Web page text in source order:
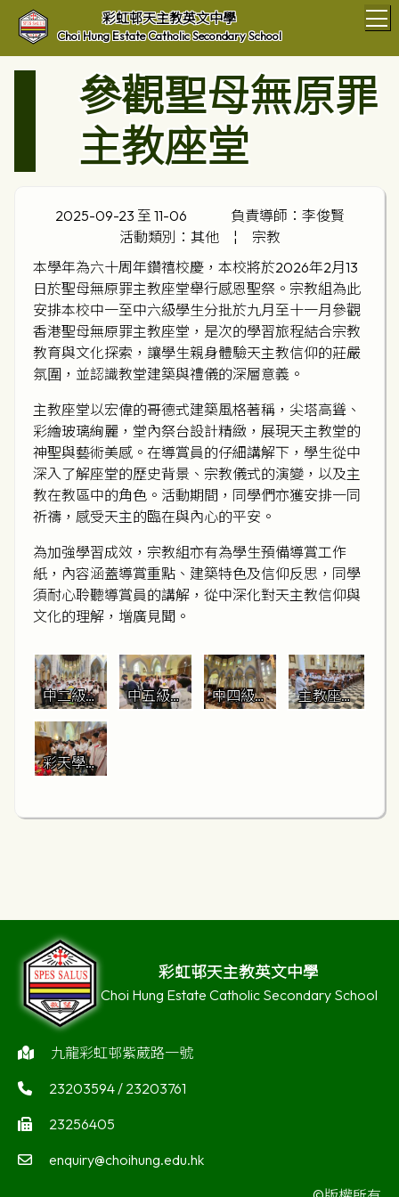
彩虹邨天主教英文中學
Choi Hung Estate Catholic Secondary School
參觀聖母無原罪
主教座堂
2025-09-23 至 11-06
負責導師：李俊賢
活動類別：其他
¦
宗教
本學年為六十周年鑽禧校慶，本校將於2026年2月13
日於聖母無原罪主教座堂舉行感恩聖祭。宗教組為此
安排本校中一至中六級學生分批於九月至十一月參觀
香港聖母無原罪主教座堂，是次的學習旅程結合宗教
教育與文化探索，讓學生親身體驗天主教信仰的莊嚴
氛圍，並認識教堂建築與禮儀的深層意義。
主教座堂以宏偉的哥德式建築風格著稱，尖塔高聳、
彩繪玻璃絢麗，堂內祭台設計精緻，展現天主教堂的
神聖與藝術美感。在導賞員的仔細講解下，學生從中
深入了解座堂的歷史背景、宗教儀式的演變，以及主
教在教區中的角色。活動期間，同學們亦獲安排一同
祈禱，感受天主的臨在與內心的平安。
為加強學習成效，宗教組亦有為學生預備導賞工作
紙，內容涵蓋導賞重點、建築特色及信仰反思，同學
須耐心聆聽導賞員的講解，從中深化對天主教信仰與
文化的理解，增廣見聞。
中二級學
生於主教
座堂祭台
前合照留
念
中五級學
中四級學
主教座堂
彩天學生
彩虹邨天主教英文中學
Choi Hung Estate Catholic Secondary School
九龍彩虹邨紫葳路一號
23203594 / 23203761
23256405
enquiry@choihung.edu.hk